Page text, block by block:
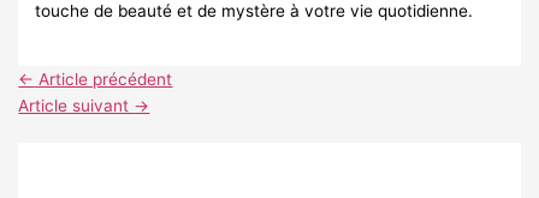
touche de beauté et de mystère à votre vie quotidienne.
← Article précédent
Article suivant →